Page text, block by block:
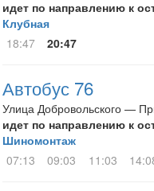
идет по направлению к
Клубная
18:47
20:47
Автобус 76
Улица Добровольского —
идет по направлению к
Шиномонтаж
07:13
09:03 11:03